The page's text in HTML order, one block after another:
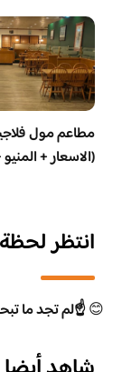
مطاعم مول
(الاسعار +
انتظر لحظة
😊☝️لم تجد ما